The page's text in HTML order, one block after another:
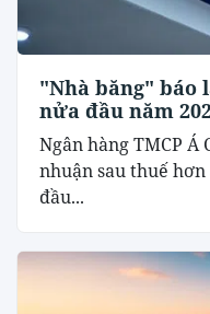
"Nhà băng" báo
nửa đầu năm
Ngân hàng TMCP Á
nhuận sau thuế
đầu...